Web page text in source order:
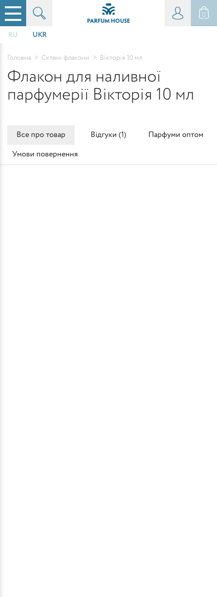
0
RU UKR
Головна > Скляні флакони > Вікторія 10 мл
Флакон для наливної
парфумерії Вікторія 10 мл
Все про товар Відгуки (1) Парфуми оптом
Умови повернення